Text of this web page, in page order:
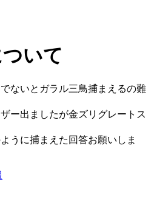
いて
ないとガラル三鳥捕まえるの難
ー出ましたが金ズリグレートス
うに捕まえた回答お願いしま